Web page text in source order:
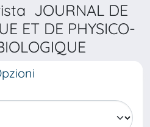
JOURNAL DE
ET DE PHYSICO-